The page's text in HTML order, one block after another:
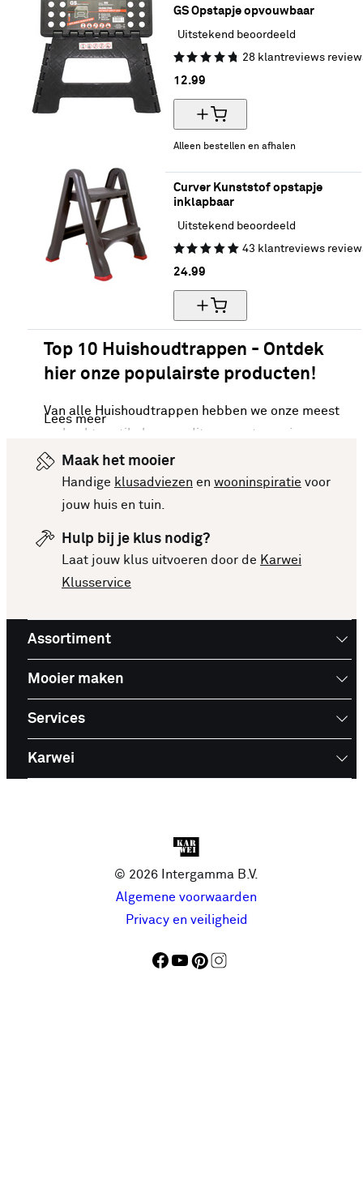
GS Opstapje opvouwbaar
Uitstekend beoordeeld
28 klantreviews
12.99
Alleen bestellen en afhalen
Curver Kunststof opstapje
inklapbaar
Uitstekend beoordeeld
43 klantreviews
24.99
Top 10 Huishoudtrappen - Ontdek
hier onze populairste producten!
Van alle Huishoudtrappen hebben we onze meest
verkochte artikelen van dit moment voor je op een
rijtje gezet. Vergelijk makkelijk de specificaties
en prijzen om een goede keuze te kunnen maken.
Deze lijst is altijd up-to-date, zodat je meteen op
producten. Bekijk de top 10 Huishoudtrappen en
laat je inspireren voor je volgende aankoop!
Lees meer
Maak het mooier
Handige klusadviezen en wooninspiratie voor
jouw huis en tuin.
Hulp bij je klus nodig?
Laat jouw klus uitvoeren door de Karwei
Klusservice
Assortiment
Mooier maken
Services
Karwei
© 2026 Intergamma B.V.
Algemene voorwaarden
Privacy en veiligheid